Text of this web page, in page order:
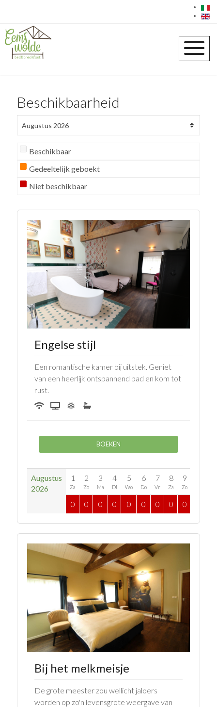
Beschikbaarheid
Beschikbaar
Gedeeltelijk geboekt
Niet beschikbaar
Engelse stijl
Een romantische kamer bij uitstek. Geniet
van een heerlijk ontspannend bad en kom tot
rust.
BOEKEN
Augustus
2026
1
Za
2
Zo
3
Ma
4
Di
5
Wo
6
Do
7
Vr
8
Za
9
Zo
0 0 0 0 0 0 0 0 0
Bij het melkmeisje
De grote meester zou wellicht jaloers
worden op zo'n levensgrote weergave van